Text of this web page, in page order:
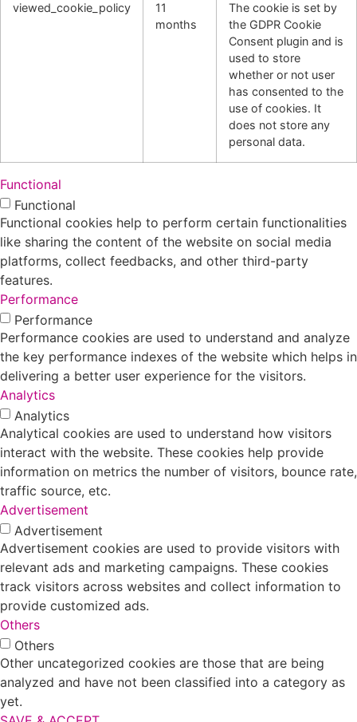
viewed_cookie_policy
11
months
The cookie is set by
the GDPR Cookie
Consent plugin and is
used to store
whether or not user
has consented to the
use of cookies. It
does not store any
personal data.
Functional
Functional
Functional cookies help to perform certain functionalities
like sharing the content of the website on social media
platforms, collect feedbacks, and other third-party
features.
Performance
Performance
Performance cookies are used to understand and analyze
the key performance indexes of the website which helps in
delivering a better user experience for the visitors.
Analytics
Analytics
Analytical cookies are used to understand how visitors
interact with the website. These cookies help provide
information on metrics the number of visitors, bounce rate,
traffic source, etc.
Advertisement
Advertisement
Advertisement cookies are used to provide visitors with
relevant ads and marketing campaigns. These cookies
track visitors across websites and collect information to
provide customized ads.
Others
Others
Other uncategorized cookies are those that are being
analyzed and have not been classified into a category as
yet.